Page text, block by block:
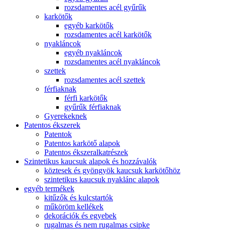
rozsdamentes acél gyűrűk
karkötők
egyéb karkötők
rozsdamentes acél karkötők
nyakláncok
egyéb nyakláncok
rozsdamentes acél nyakláncok
szettek
rozsdamentes acél szettek
férfiaknak
férfi karkötők
gyűrűk férfiaknak
Gyerekeknek
Patentos ékszerek
Patentok
Patentos karkötő alapok
Patentos ékszeralkatrészek
Szintetikus kaucsuk alapok és hozzávalók
köztesek és gyöngyök kaucsuk karkötőhöz
szintetikus kaucsuk nyaklánc alapok
egyéb termékek
kitűzők és kulcstartók
műköröm kellékek
dekorációk és egyebek
rugalmas és nem rugalmas csipke